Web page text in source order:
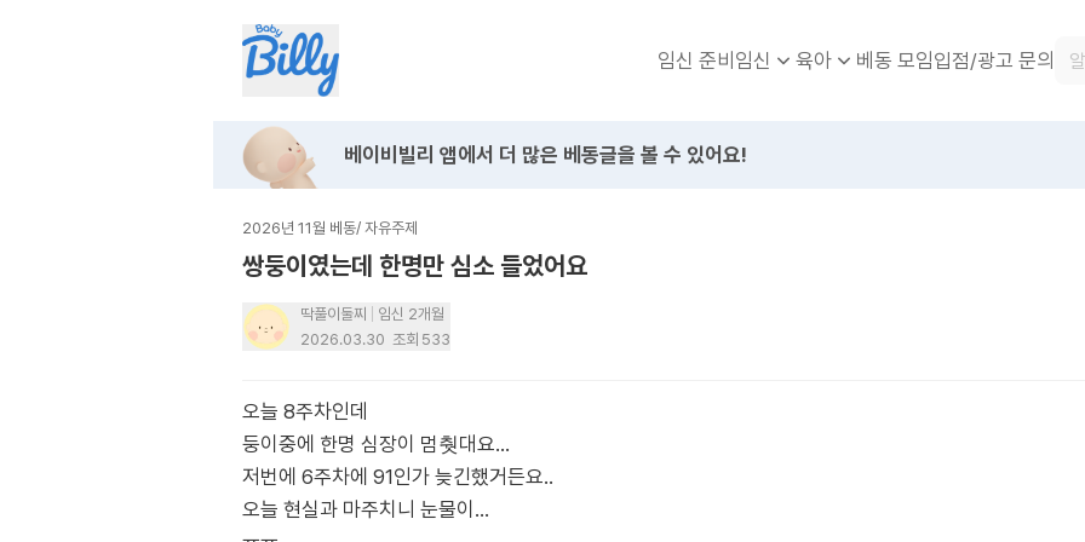
임신 준비임신 육아 베동 모임입점/광고 문의
베이비빌리 앱에서 더 많은 베동글을 볼 수 있어요!
2026년 11월 베동/ 자유주제
쌍둥이였는데 한명만 심소 들었어요
딱풀이둘찌
임신 2개월
2026.03.30 조회 533
오늘 8주차인데
둥이중에 한명 심장이 멈췃대요…
저번에 6주차에 91인가 늦긴했거든요..
오늘 현실과 마주치니 눈물이…